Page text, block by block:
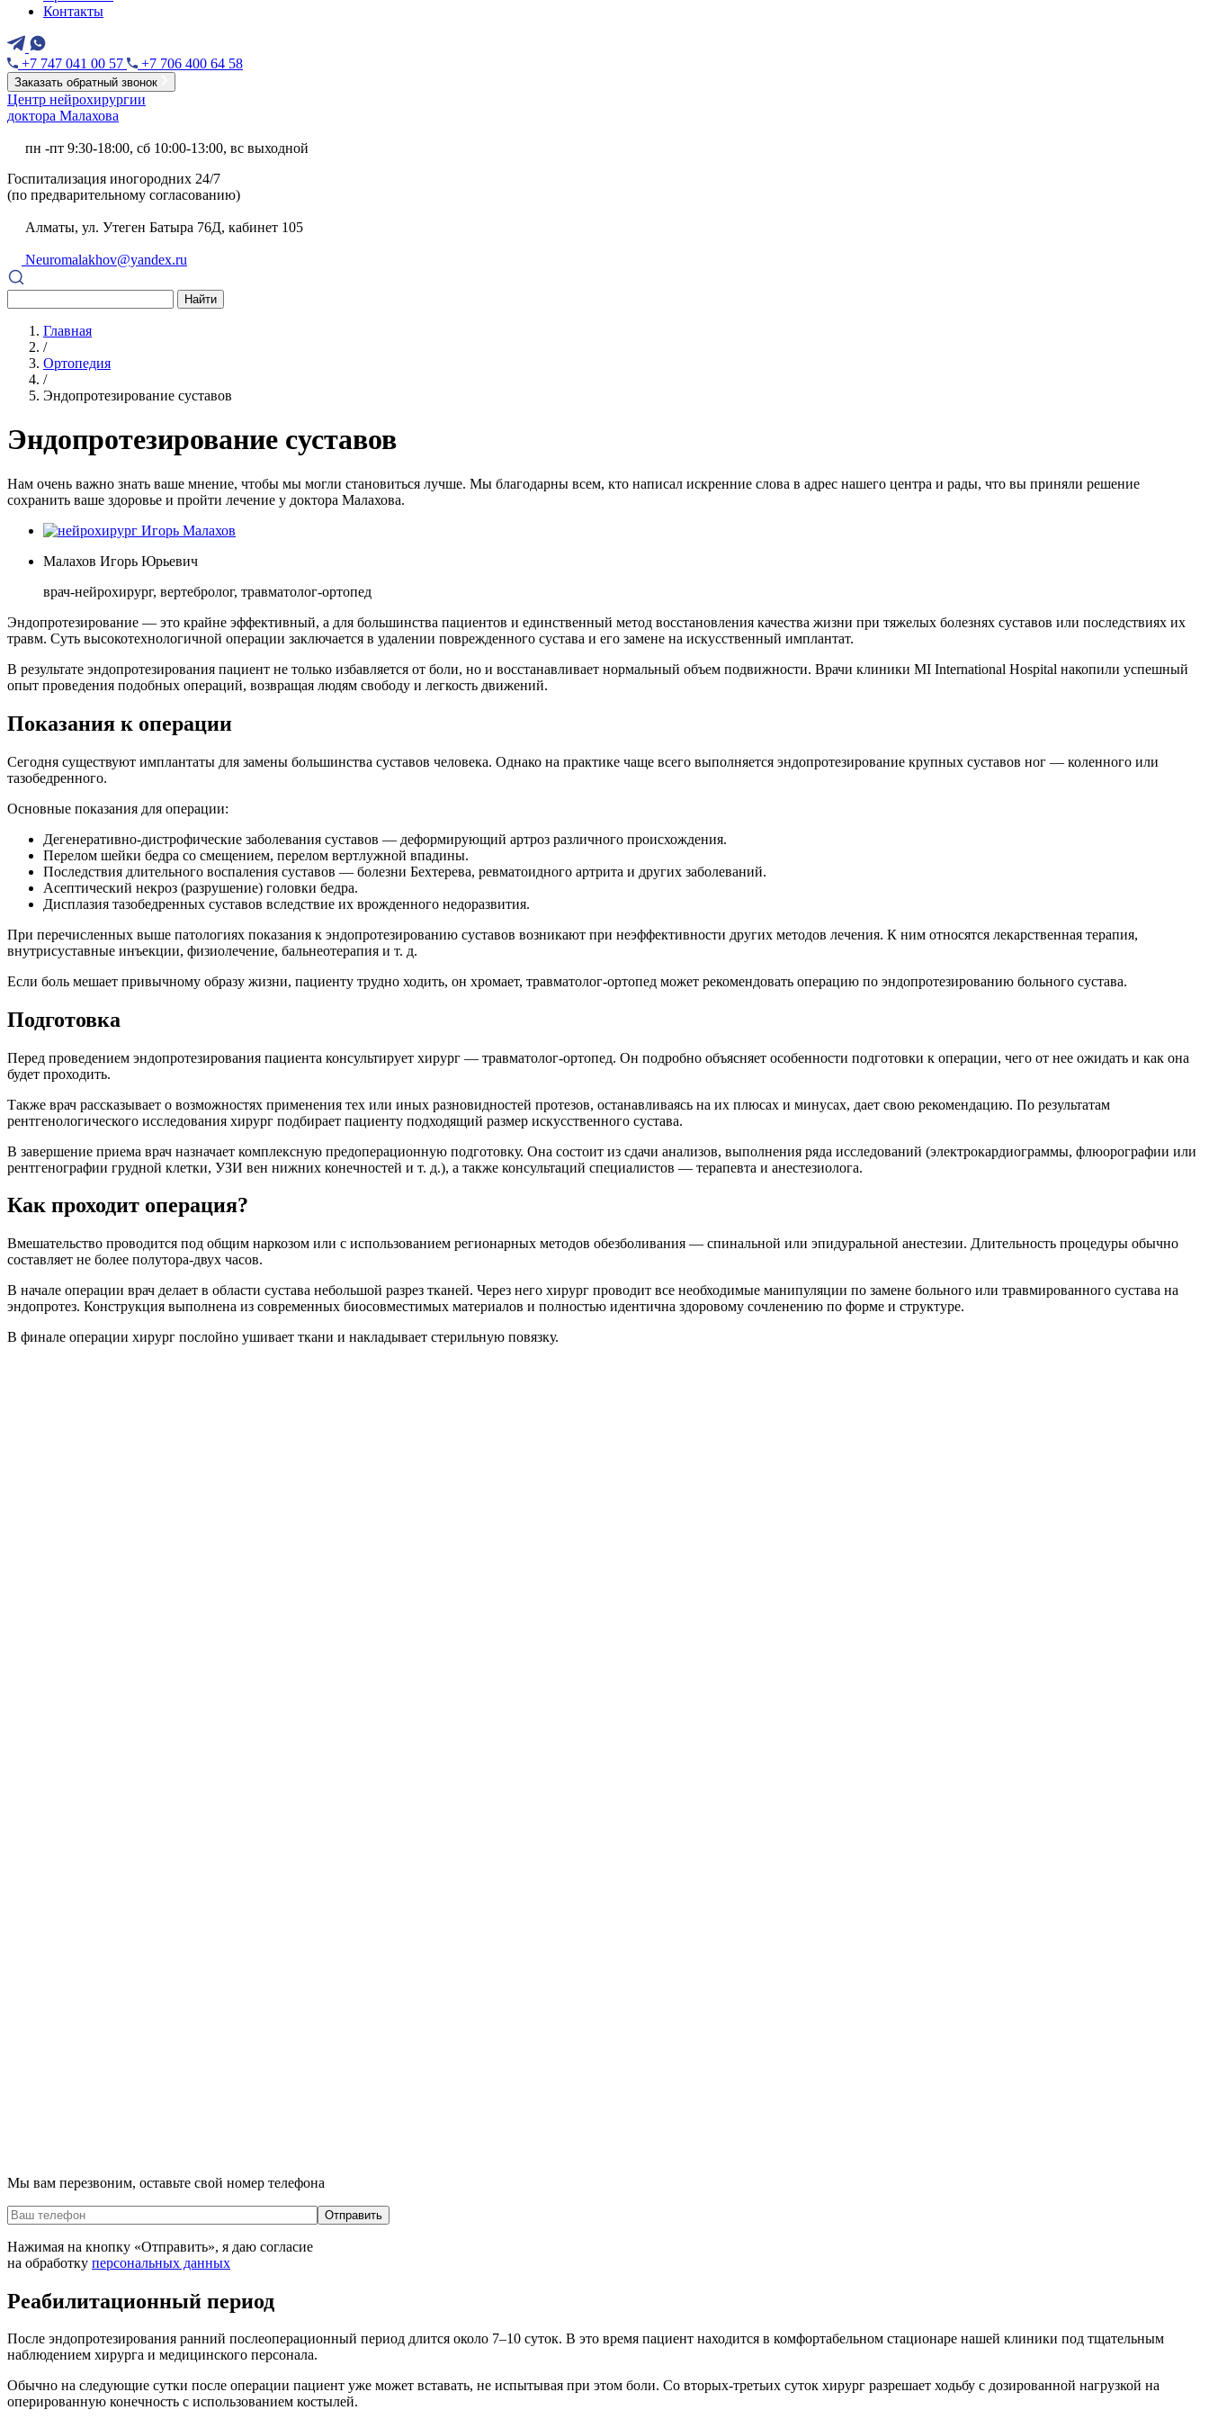
Контакты
+7 747 041 00 57 +7 706 400 64 58
Заказать обратный звонок
Центр нейрохирургии
доктора Малахова
пн -пт 9:30-18:00, сб 10:00-13:00, вс выходной
Госпитализация иногородних 24/7
(по предварительному согласованию)
Алматы, ул. Утеген Батыра 76Д, кабинет 105
Neuromalakhov@yandex.ru
Найти
Главная
/
Ортопедия
/
Эндопротезирование суставов
Эндопротезирование суставов
Нам очень важно знать ваше мнение, чтобы мы могли становиться лучше. Мы благодарны всем, кто написал искренние слова в адрес нашего центра и рады, что вы приняли решение
сохранить ваше здоровье и пройти лечение у доктора Малахова.
Малахов Игорь Юрьевич
врач-нейрохирург, вертебролог, травматолог-ортопед
Эндопротезирование — это крайне эффективный, а для большинства пациентов и единственный метод восстановления качества жизни при тяжелых болезнях суставов или последствиях их
травм. Суть высокотехнологичной операции заключается в удалении поврежденного сустава и его замене на искусственный имплантат.
В результате эндопротезирования пациент не только избавляется от боли, но и восстанавливает нормальный объем подвижности. Врачи клиники MI International Hospital накопили успешный
опыт проведения подобных операций, возвращая людям свободу и легкость движений.
Показания к операции
Сегодня существуют имплантаты для замены большинства суставов человека. Однако на практике чаще всего выполняется эндопротезирование крупных суставов ног — коленного или
тазобедренного.
Основные показания для операции:
Дегенеративно-дистрофические заболевания суставов — деформирующий артроз различного происхождения.
Перелом шейки бедра со смещением, перелом вертлужной впадины.
Последствия длительного воспаления суставов — болезни Бехтерева, ревматоидного артрита и других заболеваний.
Асептический некроз (разрушение) головки бедра.
Дисплазия тазобедренных суставов вследствие их врожденного недоразвития.
При перечисленных выше патологиях показания к эндопротезированию суставов возникают при неэффективности других методов лечения. К ним относятся лекарственная терапия,
внутрисуставные инъекции, физиолечение, бальнеотерапия и т. д.
Если боль мешает привычному образу жизни, пациенту трудно ходить, он хромает, травматолог-ортопед может рекомендовать операцию по эндопротезированию больного сустава.
Подготовка
Перед проведением эндопротезирования пациента консультирует хирург — травматолог-ортопед. Он подробно объясняет особенности подготовки к операции, чего от нее ожидать и как она
будет проходить.
Также врач рассказывает о возможностях применения тех или иных разновидностей протезов, останавливаясь на их плюсах и минусах, дает свою рекомендацию. По результатам
рентгенологического исследования хирург подбирает пациенту подходящий размер искусственного сустава.
В завершение приема врач назначает комплексную предоперационную подготовку. Она состоит из сдачи анализов, выполнения ряда исследований (электрокардиограммы, флюорографии или
рентгенографии грудной клетки, УЗИ вен нижних конечностей и т. д.), а также консультаций специалистов — терапевта и анестезиолога.
Как проходит операция?
Вмешательство проводится под общим наркозом или с использованием регионарных методов обезболивания — спинальной или эпидуральной анестезии. Длительность процедуры обычно
составляет не более полутора-двух часов.
В начале операции врач делает в области сустава небольшой разрез тканей. Через него хирург проводит все необходимые манипуляции по замене больного или травмированного сустава на
эндопротез. Конструкция выполнена из современных биосовместимых материалов и полностью идентична здоровому сочленению по форме и структуре.
В финале операции хирург послойно ушивает ткани и накладывает стерильную повязку.
Мы вам перезвоним, оставьте свой номер телефона
Нажимая на кнопку «Отправить», я даю согласие
на обработку персональных данных
Реабилитационный период
После эндопротезирования ранний послеоперационный период длится около 7–10 суток. В это время пациент находится в комфортабельном стационаре нашей клиники под тщательным
наблюдением хирурга и медицинского персонала.
Обычно на следующие сутки после операции пациент уже может вставать, не испытывая при этом боли. Со вторых-третьих суток хирург разрешает ходьбу с дозированной нагрузкой на
оперированную конечность с использованием костылей.